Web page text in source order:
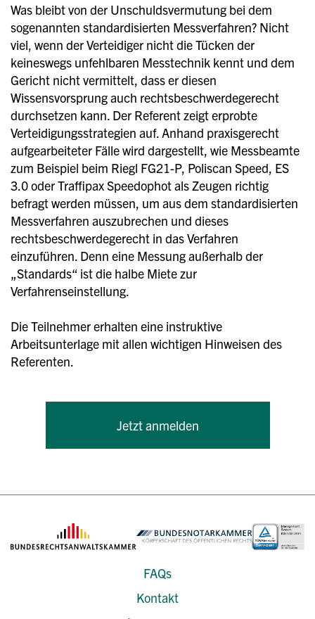
Was bleibt von der Unschuldsvermutung bei dem
sogenannten standardisierten Messverfahren? Nicht
viel, wenn der Verteidiger nicht die Tücken der
keineswegs unfehlbaren Messtechnik kennt und dem
Gericht nicht vermittelt, dass er diesen
Wissensvorsprung auch rechtsbeschwerdegerecht
durchsetzen kann. Der Referent zeigt erprobte
Verteidigungsstrategien auf. Anhand praxisgerecht
aufgearbeiteter Fälle wird dargestellt, wie Messbeamte
zum Beispiel beim Riegl FG21-P, Poliscan Speed, ES
3.0 oder Traffipax Speedophot als Zeugen richtig
befragt werden müssen, um aus dem standardisierten
Messverfahren auszubrechen und dieses
rechtsbeschwerdegerecht in das Verfahren
einzuführen. Denn eine Messung außerhalb der
„Standards“ ist die halbe Miete zur
Verfahrenseinstellung.
Die Teilnehmer erhalten eine instruktive
Arbeitsunterlage mit allen wichtigen Hinweisen des
Referenten.
Jetzt anmelden
FAQs
Kontakt